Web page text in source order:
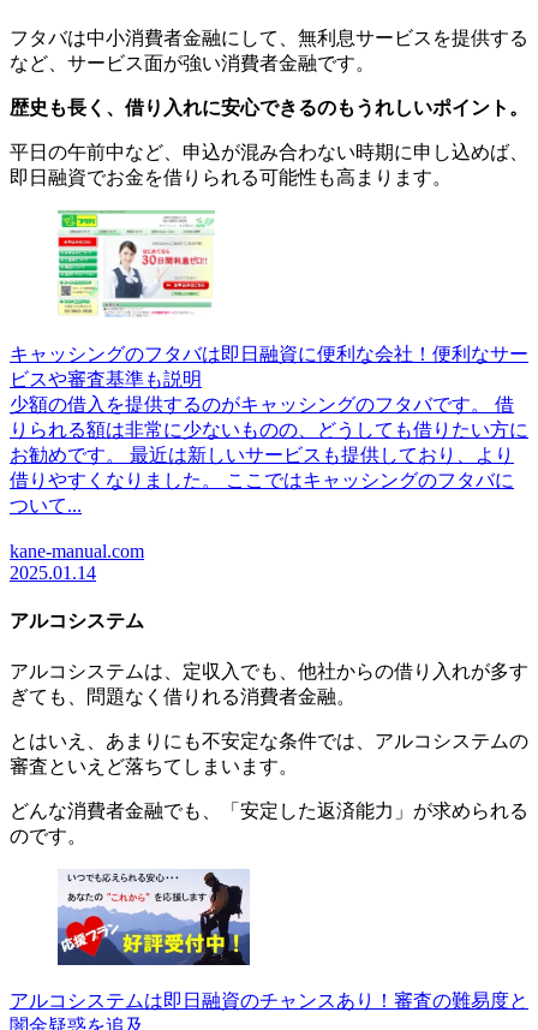
フタバは中小消費者金融にして、無利息サービスを提供する
など、サービス面が強い消費者金融です。
歴史も長く、借り入れに安心できるのもうれしいポイント。
平日の午前中など、申込が混み合わない時期に申し込めば、
即日融資でお金を借りられる可能性も高まります。
キャッシングのフタバは即日融資に便利な会社！便利なサー
ビスや審査基準も説明
少額の借入を提供するのがキャッシングのフタバです。 借
りられる額は非常に少ないものの、どうしても借りたい方に
お勧めです。 最近は新しいサービスも提供しており、より
借りやすくなりました。 ここではキャッシングのフタバに
ついて...
kane-manual.com
2025.01.14
アルコシステム
アルコシステムは、定収入でも、他社からの借り入れが多す
ぎても、問題なく借りれる消費者金融。
とはいえ、あまりにも不安定な条件では、アルコシステムの
審査といえど落ちてしまいます。
どんな消費者金融でも、「安定した返済能力」が求められる
のです。
アルコシステムは即日融資のチャンスあり！審査の難易度と
闇金疑惑を追及